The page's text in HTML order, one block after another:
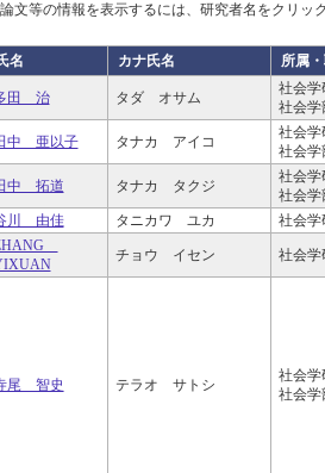
文等の情報を表示するには、研究者名をクリッ
名 カナ氏名 所属
田 治 タダ オサム
社会学
社会学
中 亜以子 タナカ アイコ
社会学
社会学
中 拓道 タナカ タクジ
社会学
社会学
川 由佳 タニカワ ユカ 社会学
チョウ イセン 社会学
尾 智史 テラオ サトシ
社会学
社会学